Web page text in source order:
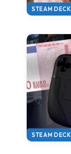
STEAM DECK
STEAM DECK